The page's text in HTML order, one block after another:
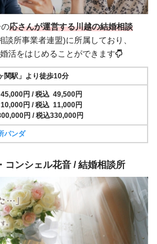
応さんが運営する川越の結婚相談
所事業者連盟)に所属しており、
活をはじめることができます
関駅」より徒歩10分
円 / 税込 49,500円
円 / 税込 11,000円
円 / 税込330,000円
パンダ
コンシェル花音 / 結婚相談所